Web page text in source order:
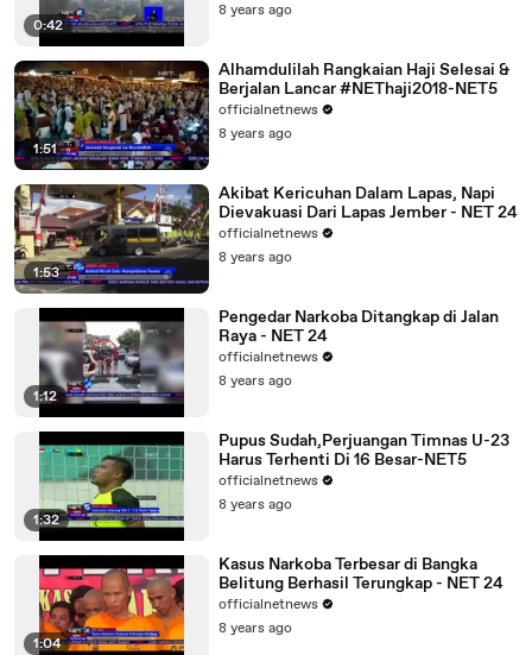
0:42
8 years ago
1:51
Alhamdulilah Rangkaian Haji Selesai &
Berjalan Lancar #NEThaji2018-NET5
officialnetnews
8 years ago
1:53
Akibat Kericuhan Dalam Lapas, Napi
Dievakuasi Dari Lapas Jember - NET 24
officialnetnews
8 years ago
1:12
Pengedar Narkoba Ditangkap di Jalan
Raya - NET 24
officialnetnews
8 years ago
1:32
Pupus Sudah,Perjuangan Timnas U-23
Harus Terhenti Di 16 Besar-NET5
officialnetnews
8 years ago
1:04
Kasus Narkoba Terbesar di Bangka
Belitung Berhasil Terungkap - NET 24
officialnetnews
8 years ago